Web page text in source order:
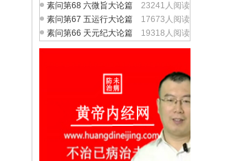
23241人阅读
素问第68 六微旨大论篇
17673人阅读
素问第67 五运行大论篇
19318人阅读
素问第66 天元纪大论篇